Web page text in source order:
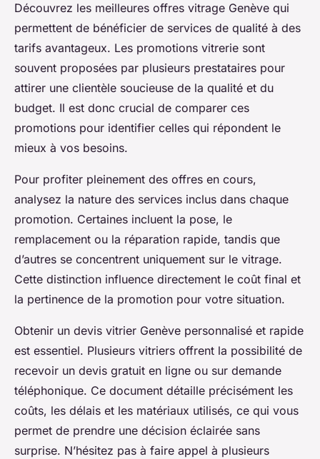
Découvrez les meilleures offres vitrage Genève qui
permettent de bénéficier de services de qualité à des
tarifs avantageux. Les promotions vitrerie sont
souvent proposées par plusieurs prestataires pour
attirer une clientèle soucieuse de la qualité et du
budget. Il est donc crucial de comparer ces
promotions pour identifier celles qui répondent le
mieux à vos besoins.
Pour profiter pleinement des offres en cours,
analysez la nature des services inclus dans chaque
promotion. Certaines incluent la pose, le
remplacement ou la réparation rapide, tandis que
d’autres se concentrent uniquement sur le vitrage.
Cette distinction influence directement le coût final et
la pertinence de la promotion pour votre situation.
Obtenir un devis vitrier Genève personnalisé et rapide
est essentiel. Plusieurs vitriers offrent la possibilité de
recevoir un devis gratuit en ligne ou sur demande
téléphonique. Ce document détaille précisément les
coûts, les délais et les matériaux utilisés, ce qui vous
permet de prendre une décision éclairée sans
surprise. N’hésitez pas à faire appel à plusieurs